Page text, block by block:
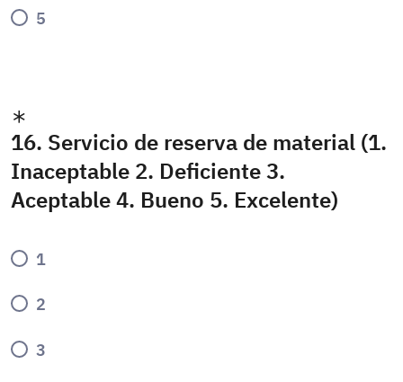
5
16. Servicio de reserva de material (1.
Inaceptable 2. Deficiente 3.
Aceptable 4. Bueno 5. Excelente)
1
2
3